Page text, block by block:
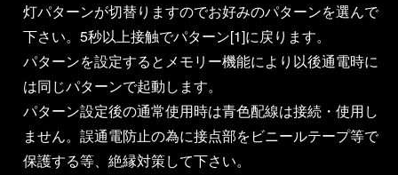
灯パターンが切替りますのでお好みのパターンを選んで
下さい。5秒以上接触でパターン[1]に戻ります。
パターンを設定するとメモリー機能により以後通電時に
は同じパターンで起動します。
パターン設定後の通常使用時は青色配線は接続・使用し
ません。誤通電防止の為に接点部をビニールテープ等で
保護する等、絶縁対策して下さい。